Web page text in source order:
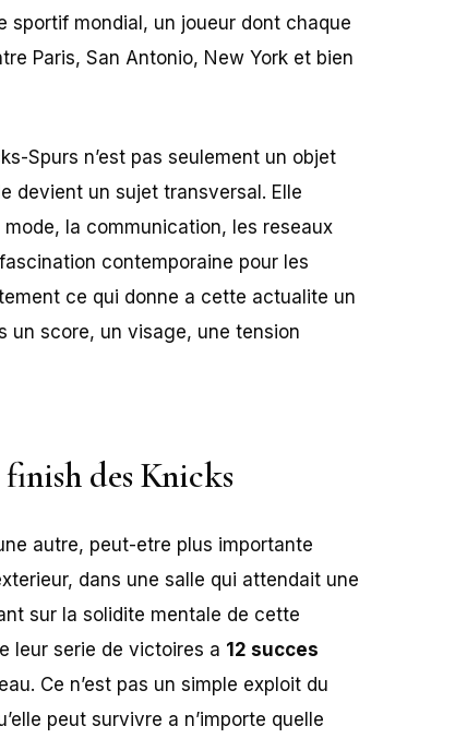
sportif mondial, un joueur dont chaque
Paris, San Antonio, New York et bien
Spurs n’est pas seulement un objet
devient un sujet transversal. Elle
la communication, les reseaux
contemporaine pour les
ce qui donne a cette actualite un
un score, un visage, une tension
des Knicks
autre, peut-etre plus importante
dans une salle qui attendait une
sur la solidite mentale de cette
leur serie de victoires a 12 succes
Ce n’est pas un simple exploit du
peut survivre a n’importe quelle